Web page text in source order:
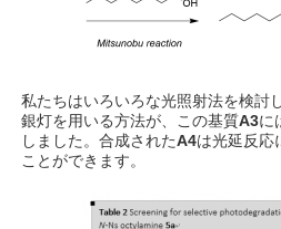
私たちはいろいろな光照射法を検討
銀灯を用いる方法が、この基質A3に
しました。合成されたA4は光延反応
ことができます。